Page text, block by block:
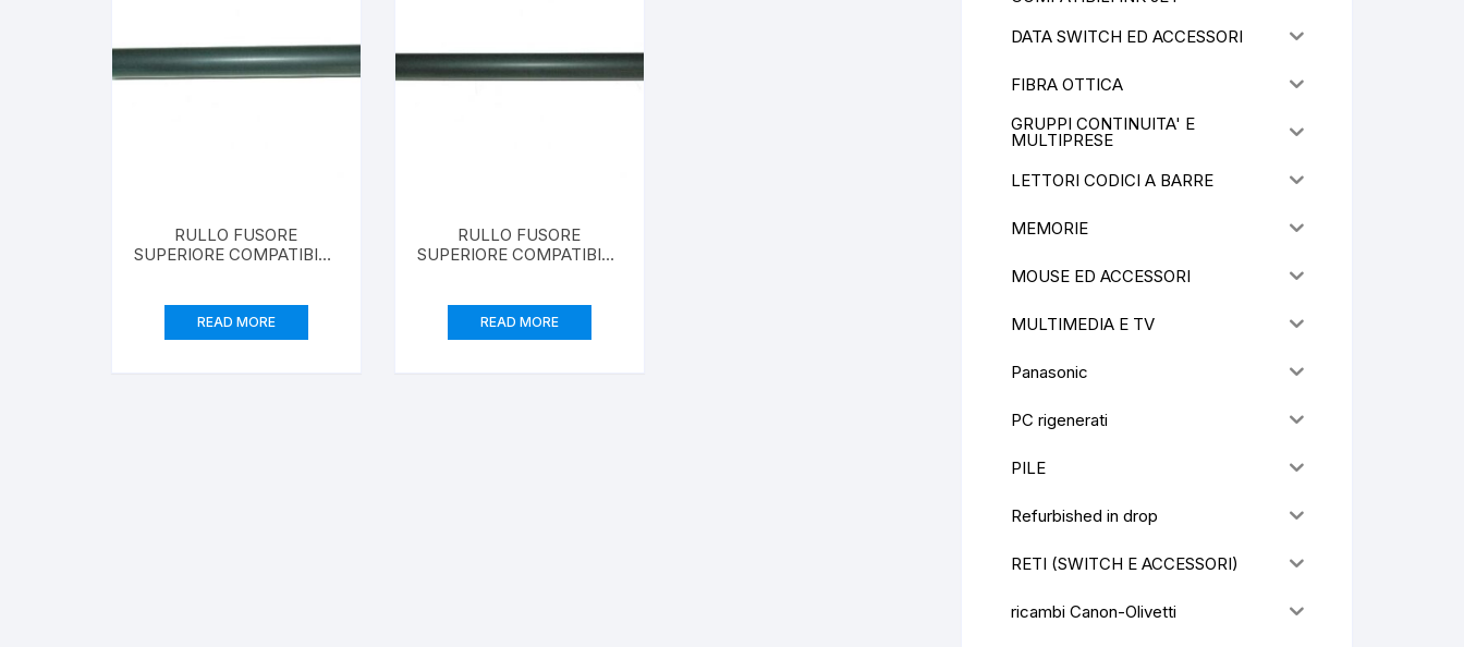
RULLO FUSORE
SUPERIORE COMPATIBILE
READ MORE
RULLO FUSORE
SUPERIORE COMPATIBILE
READ MORE
DATA SWITCH ED ACCESSORI
FIBRA OTTICA
GRUPPI CONTINUITA' E
MULTIPRESE
LETTORI CODICI A BARRE
MEMORIE
MOUSE ED ACCESSORI
MULTIMEDIA E TV
Panasonic
PC rigenerati
PILE
Refurbished in drop
RETI (SWITCH E ACCESSORI)
ricambi Canon-Olivetti